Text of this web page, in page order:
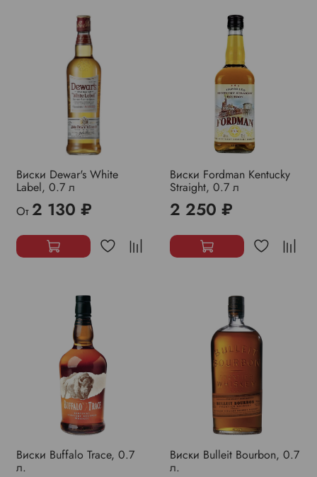
Виски Dewar's White
Label, 0.7 л
От 2 130 ₽
Виски Fordman Kentucky
Straight, 0.7 л
2 250 ₽
Виски Buffalo Trace, 0.7
л.
Виски Bulleit Bourbon, 0.7
л.